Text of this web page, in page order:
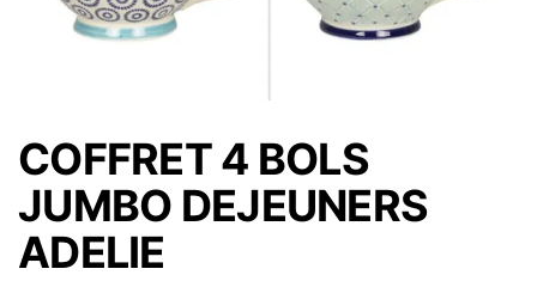
COFFRET 4 BOLS
JUMBO DEJEUNERS
ADELIE